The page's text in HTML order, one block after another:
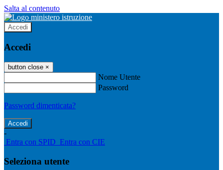
Salta al contenuto
Accedi
Accedi
button close ×
Nome Utente
Password
Password dimenticata?
-
Entra con SPID Entra con CIE
Seleziona utente